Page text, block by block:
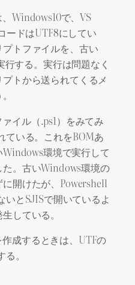
Windows10で、VS
ードはUTF8にしてい
トファイルを、古い
する。実行は問題なく
トから送られてくるメ
イル（.ps1）をみてみ
ている。これをBOMあ
環境で実行して
。古いWindows環境の
開けたが、Powershell
とSJISで開いているよ
している。
成するときは、UTFの
。